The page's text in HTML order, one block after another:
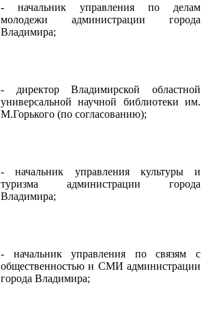
- начальник управления по делам
молодежи администрации города
Владимира;
- директор Владимирской областной
универсальной научной библиотеки им.
М.Горького (по согласованию);
- начальник управления культуры и
туризма администрации города
Владимира;
- начальник управления по связям с
общественностью и СМИ администрации
города Владимира;